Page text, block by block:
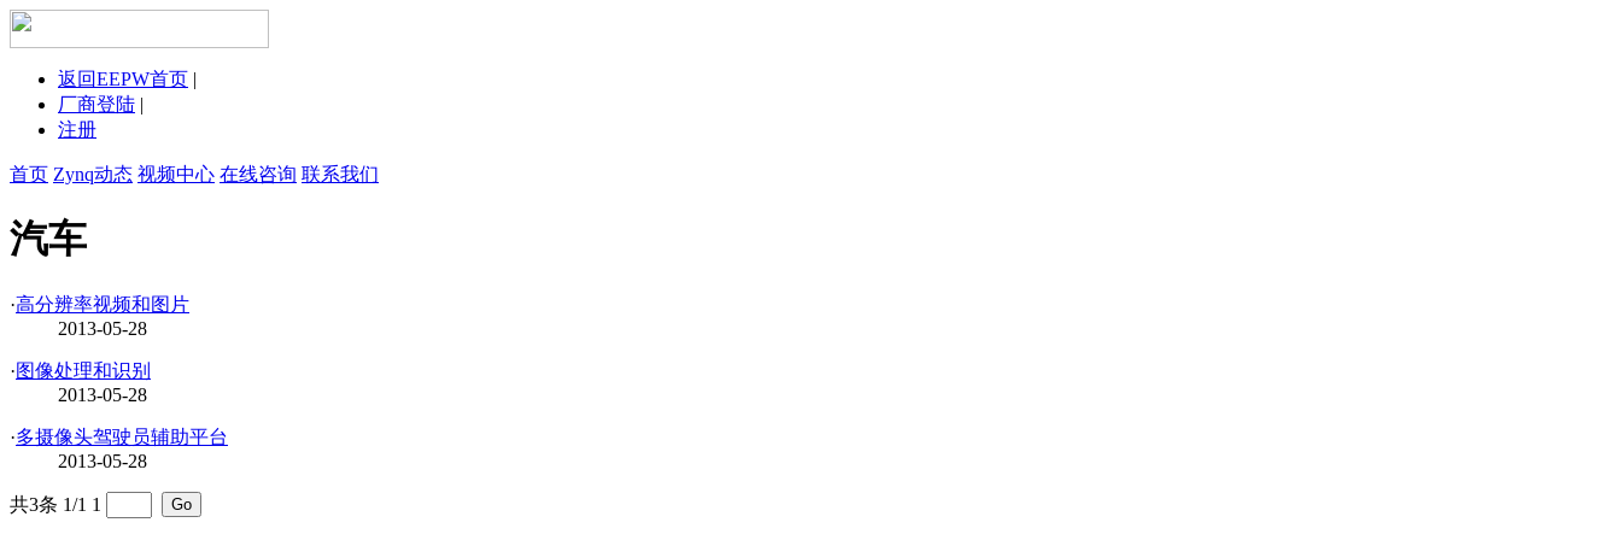
返回EEPW首页 |
厂商登陆 |
注册
首页 Zynq动态 视频中心 在线咨询 联系我们
汽车
·高分辨率视频和图片
2013-05-28
·图像处理和识别
2013-05-28
·多摄像头驾驶员辅助平台
2013-05-28
共3条 1/1 1